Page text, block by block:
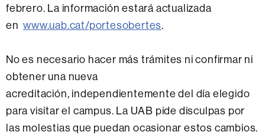
febrero. La información estará actualizada
enwww.uab.cat/portesobertes.
No es necesario hacer más trámites ni confirmar ni
obtener una nueva
acreditación, independientemente del día elegido
para visitar el campus. La UAB pide disculpas por
las molestias que puedan ocasionar estos cambios.